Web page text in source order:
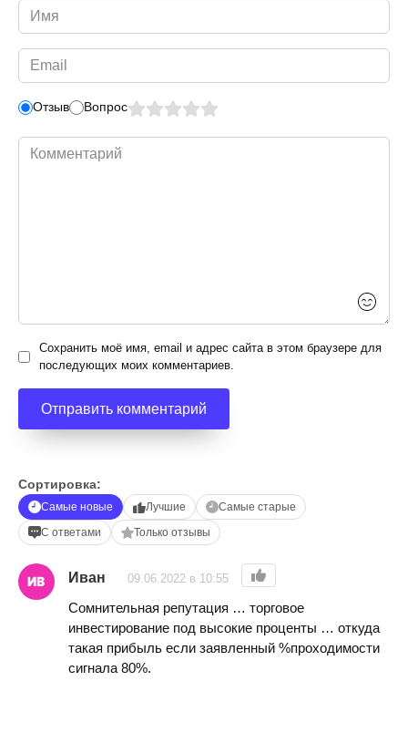
Имя
*
Email
*
Отзыв Вопрос
Комментарий
Сохранить моё имя, email и адрес сайта в этом браузере для
последующих моих комментариев.
Сортировка:
Самые новые Лучшие
Самые старые
С ответами
Только отзывы
Иван 09.06.2022 в 10:55
Сомнительная репутация … торговое
инвестирование под высокие проценты … откуда
такая прибыль если заявленный %проходимости
сигнала 80%.